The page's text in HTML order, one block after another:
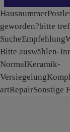
Hausnummer
geworden?bitte
Bitte auswählen-
NormalKeramik-
artRepairSonstige